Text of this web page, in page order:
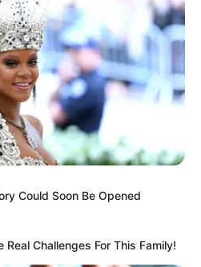
the secret to feeling your
Could Soon Be Opened
Challenges For This Family!